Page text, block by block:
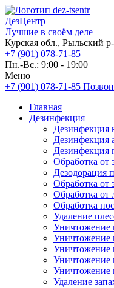
ДезЦентр
Лучшие в своём деле
Курская обл., Рыльский
+7 (901) 078-71-85
Пн.-Вс.: 9:00 - 19:00
Меню
+7 (901) 078-71-85
Главная
Дезинфекция
Дезинфекция
Дезинфекция
Дезинфекция
Обработка от
Дезодорация
Обработка от
Обработка от
Обработка
Удаление
Уничтожение
Уничтожение
Уничтожение
Уничтожение
Уничтожение
Удаление